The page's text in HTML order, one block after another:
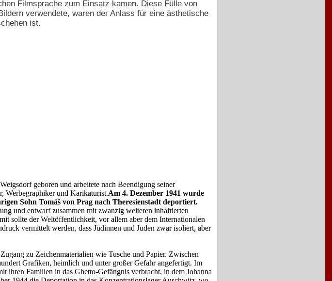
Filmsprache zum Einsatz kamen. Diese Fülle von
verwendete, waren der Anlass für eine ästhetische
ist.
geboren und arbeitete nach Beendigung seiner
Werbegraphiker und Karikaturist.Am 4. Dezember 1941 wurde
Sohn Tomáš von Prag nach Theresienstadt deportiert.
und entwarf zusammen mit zwanzig weiteren inhaftierten
sollte der Weltöffentlichkeit, vor allem aber dem Internationalen
vermittelt werden, dass Jüdinnen und Juden zwar isoliert, aber
zu Zeichenmaterialien wie Tusche und Papier. Zwischen
Grafiken, heimlich und unter großer Gefahr angefertigt. Im
ihren Familien in das Ghetto-Gefängnis verbracht, in dem Johanna